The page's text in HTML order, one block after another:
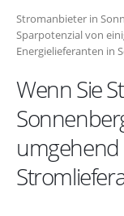
Stromanbieter in
Sparpotenzial von
Energielieferanten in
Wenn Sie